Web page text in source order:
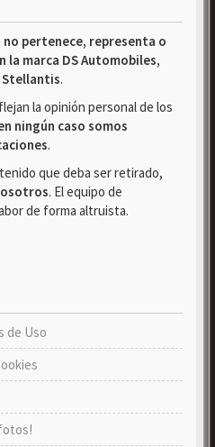
no pertenece, representa o
la marca DS Automobiles,
.
la opinión personal de los
ningún caso somos
.
que deba ser retirado,
. El equipo de
de forma altruista.
de Uso